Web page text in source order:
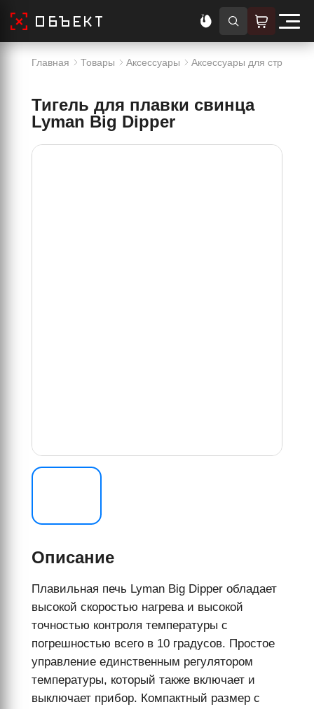
Главная Товары Аксессуары Аксессуары для
Тигель для плавки свинца
Lyman Big Dipper
Описание
Плавильная печь Lyman Big Dipper обладает
высокой скоростью нагрева и высокой
точностью контроля температуры с
погрешностью всего в 10 градусов. Простое
управление единственным регулятором
температуры, который также включает и
выключает прибор. Компактный размер с